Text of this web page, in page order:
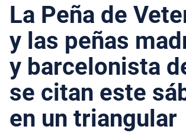
La Peña de
y las peñas
y barcelonista
se citan este
en un triangular